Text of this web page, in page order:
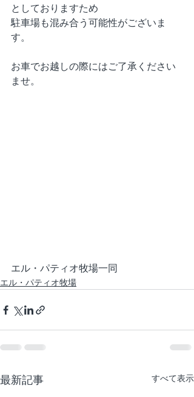
としておりますため
駐車場も混み合う可能性がございま
す。
お車でお越しの際にはご了承ください
ませ。
エル・パティオ牧場一同
エル・パティオ牧場
最新記事 すべて表示